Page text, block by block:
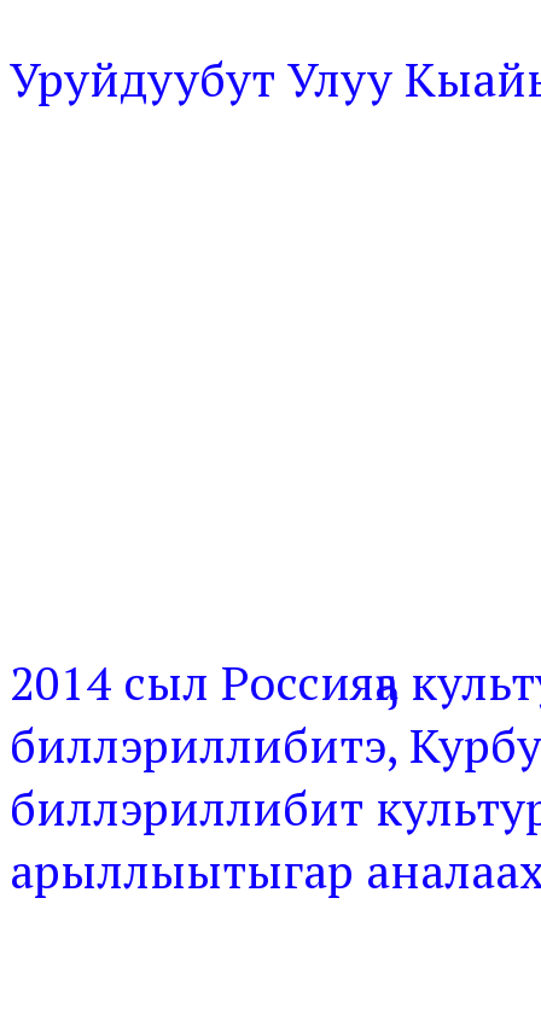
Уруйдуубут Улуу
2014 сыл Россияҕа
биллэриллибитэ,
биллэриллибит
арыллыытыгар